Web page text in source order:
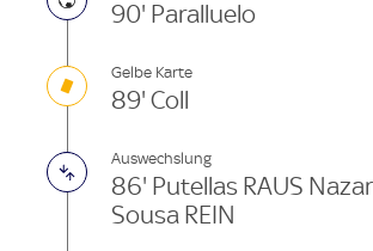
90' Paralluelo
Gelbe Karte
89' Coll
Auswechslung
86' Putellas RAUS
Sousa REIN